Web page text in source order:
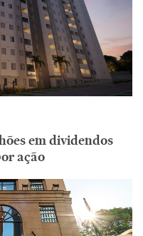
em dividendos
ação